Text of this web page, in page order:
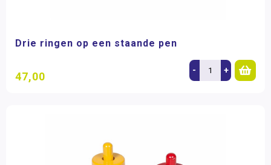
Drie ringen op een staande pen
47,00 - +